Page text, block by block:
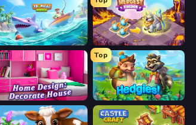
Tropical Merge Mergest Kingdom
Home Design: Decorate House
Top
Hedgies